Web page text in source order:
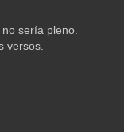
sería pleno.
versos.